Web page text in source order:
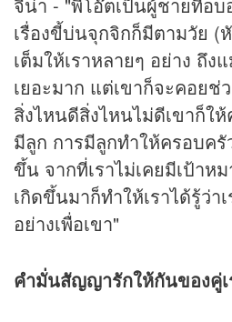
จีน่า - "พี่โอ๊ตเป็นผู้ชายที่อบ
เรื่องขี้บ่นจุกจิกก็มีตามวัย (
เต็มให้เราหลายๆ อย่าง ถึง
เยอะมาก แต่เขาก็จะคอย
สิ่งไหนดีสิ่งไหนไม่ดีเขาก็ใ
มีลูก การมีลูกทำให้ครอบครั
ขึ้น จากที่เราไม่เคยมีเป้าห
เกิดขึ้นมาก็ทำให้เราได้รู้ว่า
อย่างเพื่อเขา"
คำมั่นสัญญารักให้กันของคู่เ